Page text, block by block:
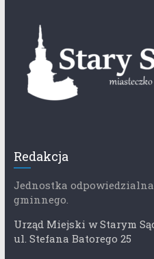
Redakcja
Jednostka
gminnego.
Urząd Miejski w Starym
ul. Stefana Batorego 25